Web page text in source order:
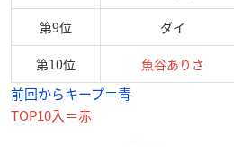
第9位 ダイ
第10位 魚谷ありさ
前回からキープ＝青
TOP10入＝赤